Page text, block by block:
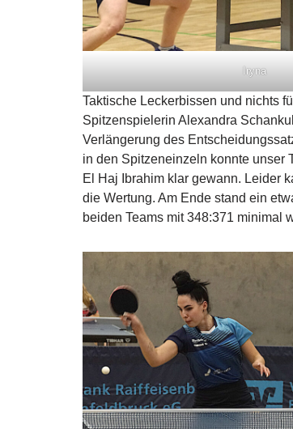
Iryna
Taktische Leckerbissen und nichts
Spitzenspielerin Alexandra
Verlängerung des
in den Spitzeneinzeln konnte unser
El Haj Ibrahim klar gewann. Leider
die Wertung. Am Ende stand ein
beiden Teams mit 348:371 minimal